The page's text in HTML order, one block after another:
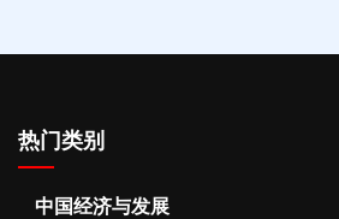
热门类别
中国经济与发展